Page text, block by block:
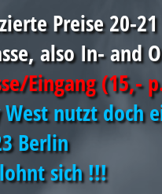
Preise 20-
also In- and
Eingang (15,-
nutzt doch
Berlin
sich !!!